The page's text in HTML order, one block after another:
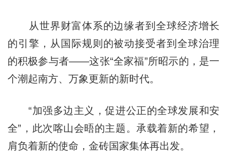
从世界财富体系的边缘者到全球经济增长
的引擎，从国际规则的被动接受者到全球治理
的积极参与者——这张“全家福”所昭示的，是一
个潮起南方、万象更新的新时代。
“加强多边主义，促进公正的全球发展和安
全”，此次喀山会晤的主题。承载着新的希望，
肩负着新的使命，金砖国家集体再出发。